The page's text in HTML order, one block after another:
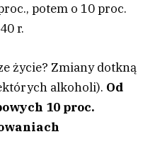
potem o 10 proc.
r.
życie? Zmiany dotkną
alkoholi). Od
10 proc.